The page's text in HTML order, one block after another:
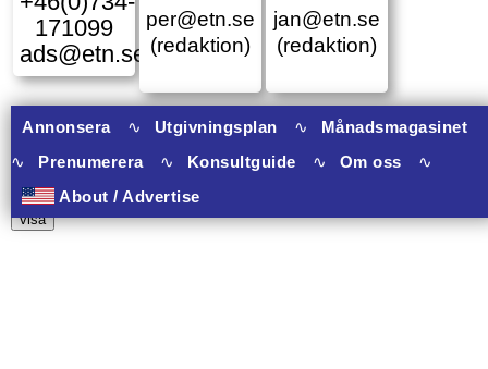
171099
ads@etn.se
per@etn.se
(redaktion)
jan@etn.se
(redaktion)
Annonsera ∿ Utgivningsplan ∿
Månadsmagasinet
∿
Prenumerera ∿ Konsultguide ∿ Om oss
∿
About / Advertise
10 banners varav 10 har onclick.